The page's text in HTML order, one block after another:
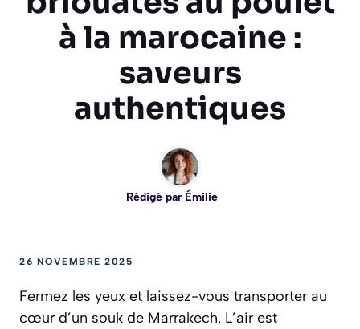
à la marocaine :
saveurs
authentiques
Rédigé par Émilie
26 NOVEMBRE 2025
Fermez les yeux et laissez-vous transporter au
cœur d’un souk de Marrakech. L’air est